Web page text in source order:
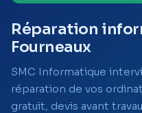
Réparation
Fourneaux
SMC Informatique
réparation de vos
gratuit, devis avant